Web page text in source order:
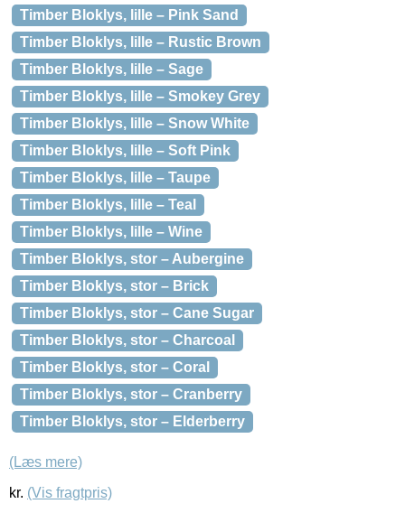
Timber Bloklys, lille – Pink Sand
Timber Bloklys, lille – Rustic Brown
Timber Bloklys, lille – Sage
Timber Bloklys, lille – Smokey Grey
Timber Bloklys, lille – Snow White
Timber Bloklys, lille – Soft Pink
Timber Bloklys, lille – Taupe
Timber Bloklys, lille – Teal
Timber Bloklys, lille – Wine
Timber Bloklys, stor – Aubergine
Timber Bloklys, stor – Brick
Timber Bloklys, stor – Cane Sugar
Timber Bloklys, stor – Charcoal
Timber Bloklys, stor – Coral
Timber Bloklys, stor – Cranberry
Timber Bloklys, stor – Elderberry
(Læs mere)
kr. (Vis fragtpris)